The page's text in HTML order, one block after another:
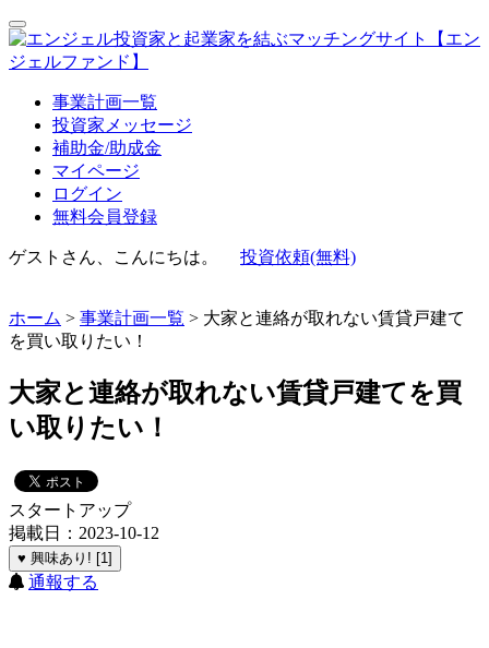
事業計画一覧
投資家メッセージ
補助金/助成金
マイページ
ログイン
無料会員登録
ゲストさん、こんにちは。 投資依頼(無料)
ホーム > 事業計画一覧 > 大家と連絡が取れない賃貸戸建て
を買い取りたい！
大家と連絡が取れない賃貸戸建てを買
い取りたい！
スタートアップ
掲載日：2023-10-12
♥ 興味あり! [1]
通報する